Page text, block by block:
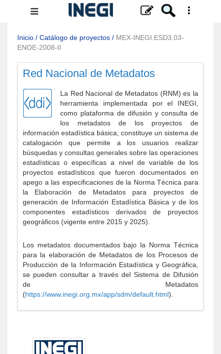
Menú
navegación
Inicio / Catálogo de proyectos / MEX-INEGI.ESD3.03-
ENOE-2008-II
Red Nacional de Metadatos
La Red Nacional de Metadatos (RNM) es la
herramienta implementada por el INEGI,
como plataforma de difusión y consulta de
los metadatos de los proyectos de
información estadística básica; constituye un sistema de
catalogación que permite a los usuarios realizar
búsquedas y consultas generales sobre las operaciones
estadísticas o específicas a nivel de variable de los
proyectos estadísticos que fueron documentados en
apego a las especificaciones de la Norma Técnica para
la Elaboración de Metadatos para proyectos de
generación de Información Estadística Básica y de los
componentes estadísticos derivados de proyectos
geográficos (vigente entre 2015 y 2025).
Los metadatos documentados bajo la Norma Técnica
para la elaboración de Metadatos de los Procesos de
Producción de la Información Estadística y Geográfica,
se pueden consultar a través del Sistema de Difusión
de Metadatos
(https://www.inegi.org.mx/app/sdm/default.html).